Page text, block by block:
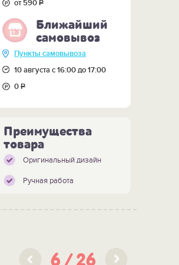
от 590Р
Ближайший
самовывоз
Пункты самовывоза
10 августа с 16:00 до 17:00
0Р
Преимущества
товара
Оригинальный дизайн
Ручная работа
6 26